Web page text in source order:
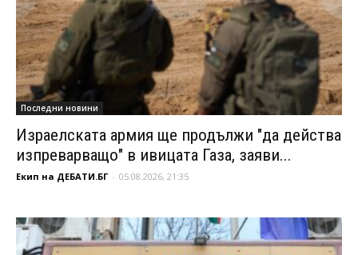
Последни новини
Израелската армия ще продължи "да действа
изпреварващо" в ивицата Газа, заяви...
Екип на ДЕБАТИ.БГ - 05.08.2026, 21:35